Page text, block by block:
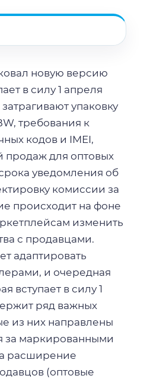
новую версию
в силу 1 апреля
упаковку
требования к
кодов и IMEI,
для оптовых
уведомления об
комиссии за
происходит на фоне
изменить
с продавцами.
адаптировать
и очередная
вступает в силу 1
ряд важных
из них направлены
за маркированными
расширение
(оптовые